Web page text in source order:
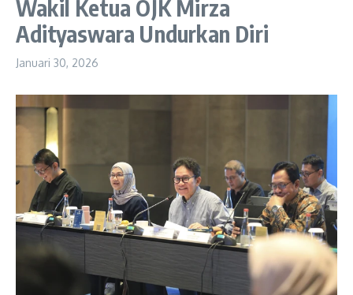
Wakil Ketua OJK Mirza
Adityaswara Undurkan Diri
Januari 30, 2026